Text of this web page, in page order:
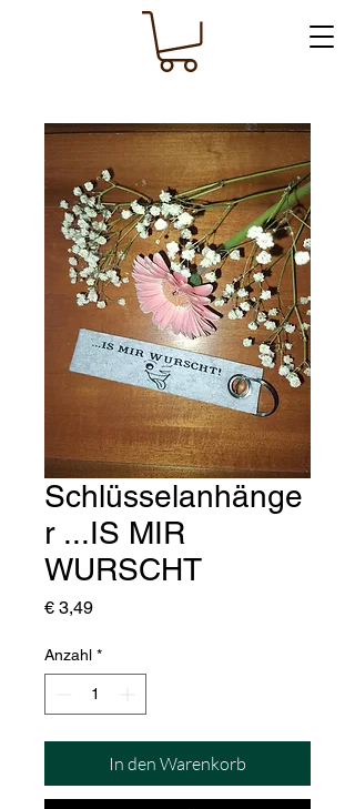
Schlüsselanhänge
r ...IS MIR
WURSCHT
€ 3,49Preis
Anzahl *
In den Warenkorb